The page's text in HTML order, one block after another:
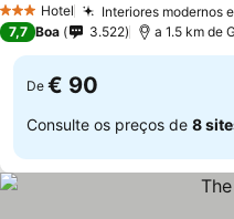
3 EstrelasHotel Interiores modernos
7,7 Boa 3.522 a 1.5 km de
De € 90
Consulte os preços de 8